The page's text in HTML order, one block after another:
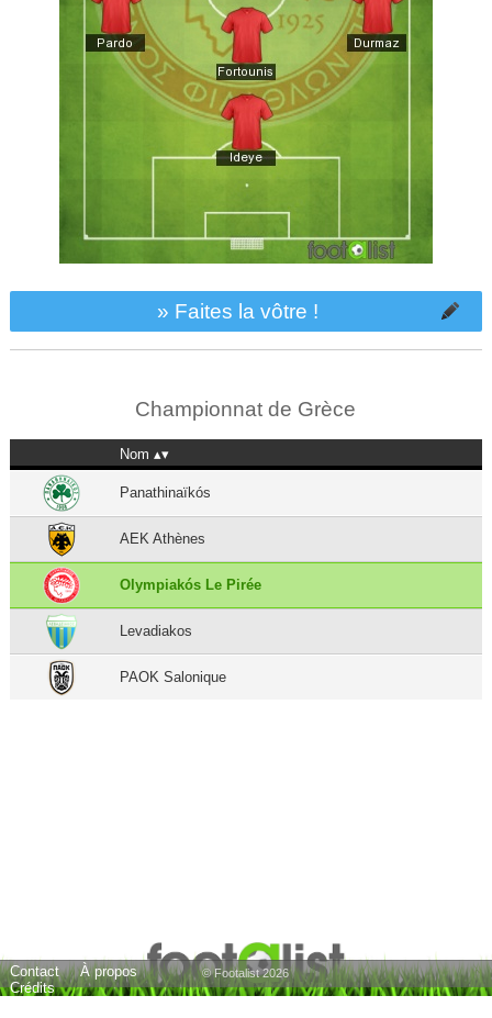
» Faites la vôtre !
Championnat de Grèce
Nom
Panathinaïkós
AEK Athènes
Olympiakós Le Pirée
Levadiakos
PAOK Salonique
Contact
À propos
Crédits
© Footalist 2026